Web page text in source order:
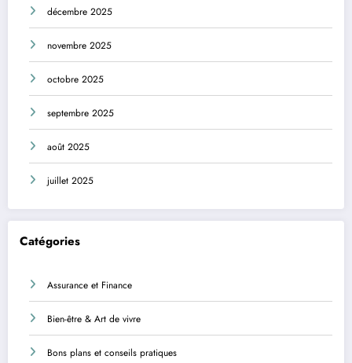
décembre 2025
novembre 2025
octobre 2025
septembre 2025
août 2025
juillet 2025
Catégories
Assurance et Finance
Bien-être & Art de vivre
Bons plans et conseils pratiques